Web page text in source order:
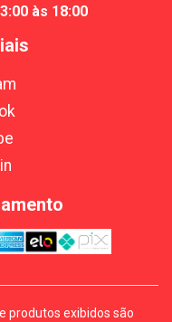
às 18:00
produtos exibidos são